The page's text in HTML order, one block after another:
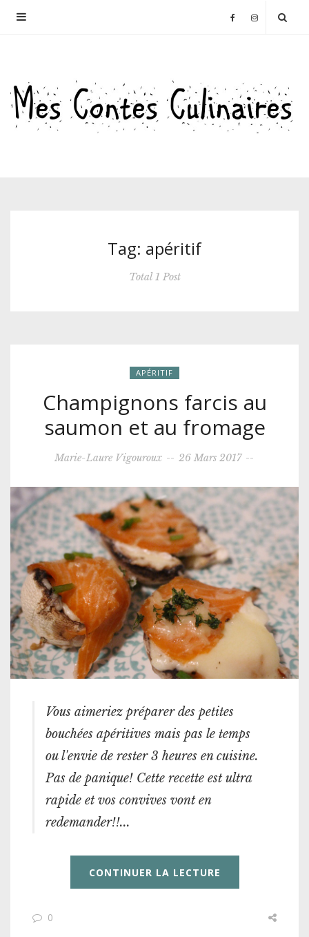
Tag: apéritif
Total 1 Post
APÉRITIF
Champignons farcis au
saumon et au fromage
Marie-Laure Vigouroux -- 26 Mars 2017 --
Vous aimeriez préparer des petites
bouchées apéritives mais pas le temps
ou l'envie de rester 3 heures en cuisine.
Pas de panique! Cette recette est ultra
rapide et vos convives vont en
redemander!!...
CONTINUER LA LECTURE
0